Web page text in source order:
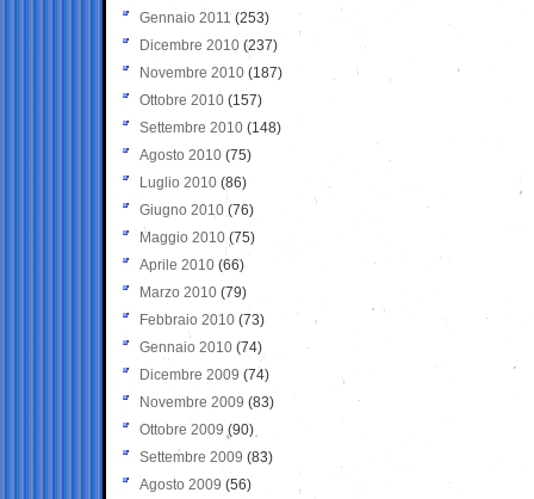
Gennaio 2011 (253)
Dicembre 2010 (237)
Novembre 2010 (187)
Ottobre 2010 (157)
Settembre 2010 (148)
Agosto 2010 (75)
Luglio 2010 (86)
Giugno 2010 (76)
Maggio 2010 (75)
Aprile 2010 (66)
Marzo 2010 (79)
Febbraio 2010 (73)
Gennaio 2010 (74)
Dicembre 2009 (74)
Novembre 2009 (83)
Ottobre 2009 (90)
Settembre 2009 (83)
Agosto 2009 (56)